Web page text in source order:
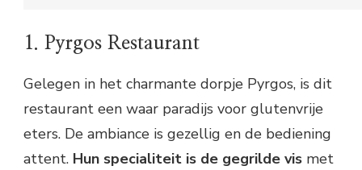
1. Pyrgos Restaurant
Gelegen in het charmante dorpje Pyrgos, is dit
restaurant een waar paradijs voor glutenvrije
eters. De ambiance is gezellig en de bediening
attent. Hun specialiteit is de gegrilde vis met